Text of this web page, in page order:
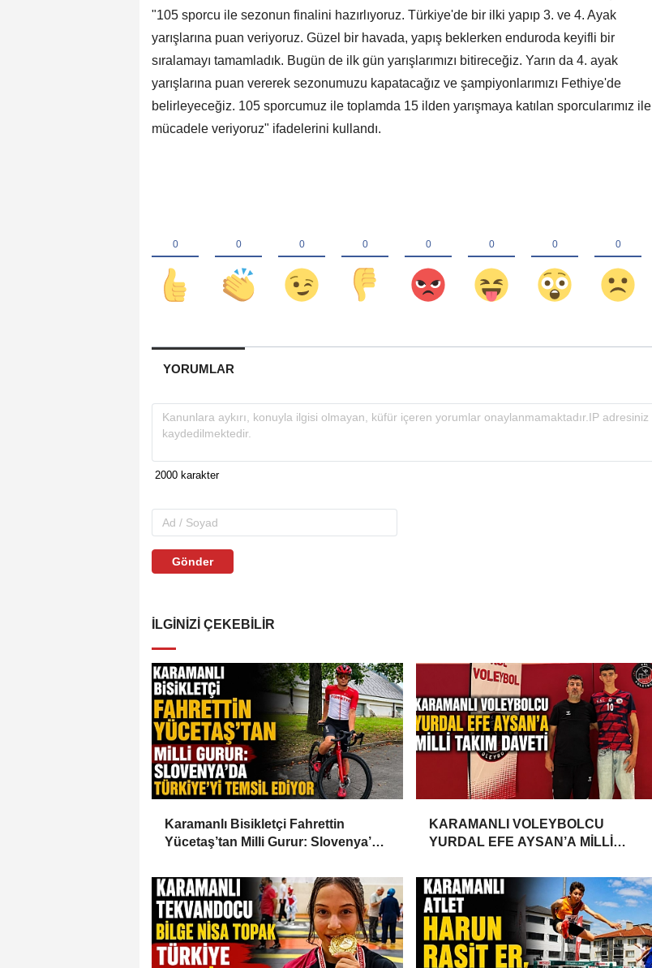
"105 sporcu ile sezonun finalini hazırlıyoruz. Türkiye'de bir ilki yapıp 3. ve 4. Ayak
yarışlarına puan veriyoruz. Güzel bir havada, yapış beklerken enduroda keyifli bir
sıralamayı tamamladık. Bugün de ilk gün yarışlarımızı bitireceğiz. Yarın da 4. ayak
yarışlarına puan vererek sezonumuzu kapatacağız ve şampiyonlarımızı Fethiye'de
belirleyeceğiz. 105 sporcumuz ile toplamda 15 ilden yarışmaya katılan sporcularımız ile
mücadele veriyoruz" ifadelerini kullandı.
YORUMLAR
Gönder
İLGINIZI ÇEKEBILIR
Karamanlı Bisikletçi Fahrettin
Yücetaş’tan Milli Gurur: Slovenya’da
KARAMANLI VOLEYBOLCU
YURDAL EFE AYSAN’A MİLLİ